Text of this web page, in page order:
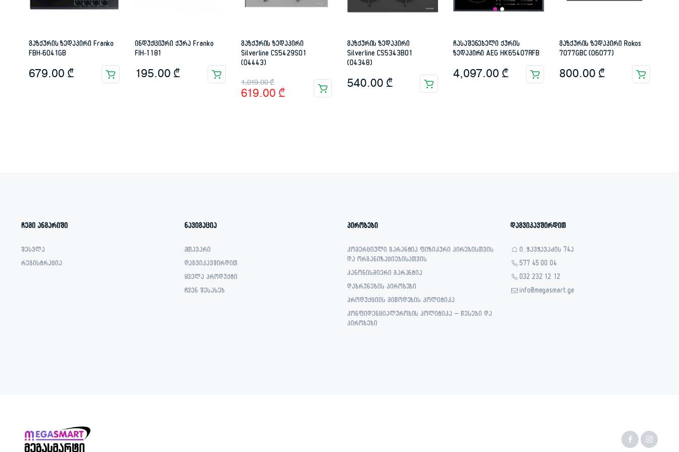
გაზქურის ზედაპირი Franko
FBH-6041GB
679.00 ₾
ინდუქციური ქურა Franko
FIH-1181
195.00 ₾
გაზქურის ზედაპირი
Silverline CS5429S01
(04443)
1,019.00₾
Original
price
619.00 ₾
Current
price
გაზქურის ზედაპირი
Silverline CS5343B01
(04348)
540.00 ₾
ჩასაშენებელი ქურის
ზედაპირი AEG HK65407RFB
4,097.00 ₾
გაზქურის ზედაპირი Rokos
7077GBC (06077)
800.00 ₾
ჩემი ანგარიში
შესვლა
რეგისტრაცია
ნავიგაცია
მთავარი
დაგვიკავშირდით
ყველა პროდუქტი
ჩვენ შესახებ
პირობები
კომერციული გარანტია ფიზიკური პირებისთვის
და ორგანიზაციებისათვის
კანონისმიერი გარანტია
დაბრუნების პირობები
პროდუქციის მიწოდების პოლიტიკა
კონფიდენციალურობის პოლიტიკა – წესები და
პირობები
დაგვიკავშირდით
ი. ჭავჭავაძის 74ა
577 45 00 04
032 232 12 12
info@megasmart.ge